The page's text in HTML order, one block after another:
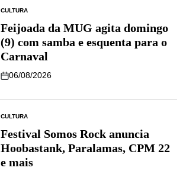
CULTURA
Feijoada da MUG agita domingo
(9) com samba e esquenta para o
Carnaval
06/08/2026
CULTURA
Festival Somos Rock anuncia
Hoobastank, Paralamas, CPM 22
e mais